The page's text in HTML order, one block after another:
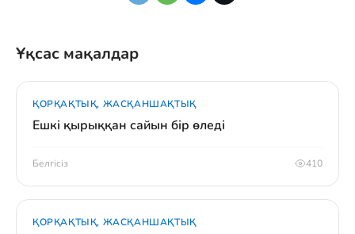
Ұқсас мақалдар
ҚОРҚАҚТЫҚ, ЖАСҚАНШАҚТЫҚ
Ешкі қырыққан сайын бір өледі
Белгісіз 410
ҚОРҚАҚТЫҚ, ЖАСҚАНШАҚТЫҚ